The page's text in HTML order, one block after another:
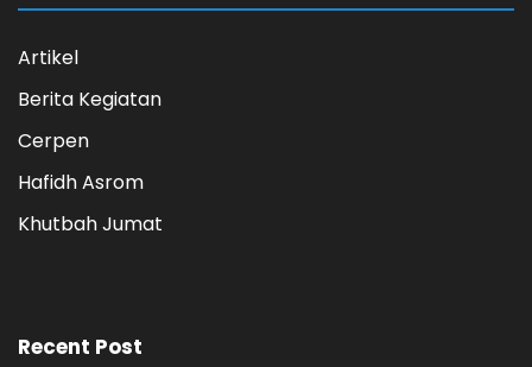
Artikel
Berita Kegiatan
Cerpen
Hafidh Asrom
Khutbah Jumat
Recent Post